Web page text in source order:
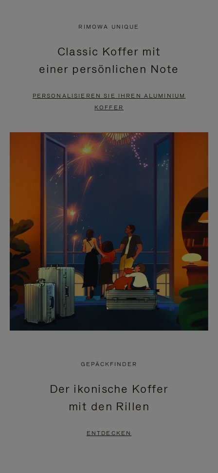
PAUSIERT,
BITTE
DRÜCKEN
ANZUHALTEN
KLICKEN
SIE
ZUM
AUFHEBEN
STUMMSCHALTUNG
RIMOWA UNIQUE
Classic Koffer mit
einer persönlichen Note
PERSONALISIEREN SIE IHREN ALUMINIUM
KOFFER
GEPÄCKFINDER
Der ikonische Koffer
mit den Rillen
ENTDECKEN